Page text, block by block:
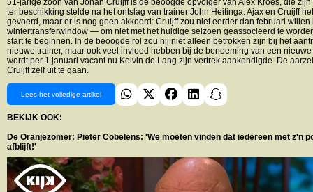
51-jarige zoon van Johan Cruijff is de beoogde opvolger van Alex Kroes, die
ter beschikking stelde na het ontslag van trainer John Heitinga. Ajax en Cruijff
gevoerd, maar er is nog geen akkoord: Cruijff zou niet eerder dan februari
wintertransferwindow — om niet met het huidige seizoen geassocieerd te
start te beginnen. In de beoogde rol zou hij niet alleen betrokken zijn bij het
nieuwe trainer, maar ook veel invloed hebben bij de benoeming van een
wordt per 1 januari vacant nu Kelvin de Lang zijn vertrek aankondigde. De
Cruijff zelf uit te gaan.
Lees het volledige artikel
BEKIJK OOK:
De Oranjezomer: Pieter Cobelens: 'We moeten vinden dat iedereen met z'n
afblijft!'